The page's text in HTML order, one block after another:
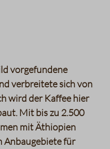
vorgefundene
verbreitete sich von
wird der Kaffee hier
Mit bis zu 2.500
mit Äthiopien
Anbaugebiete für